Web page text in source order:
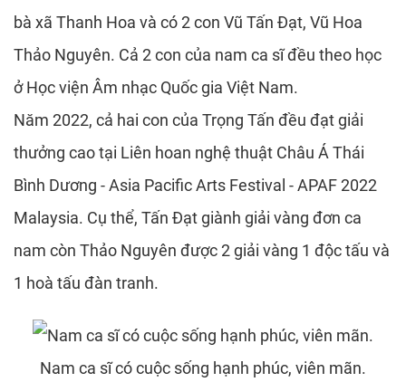
bà xã Thanh Hoa và có 2 con Vũ Tấn Đạt, Vũ Hoa
Thảo Nguyên. Cả 2 con của nam ca sĩ đều theo học
ở Học viện Âm nhạc Quốc gia Việt Nam.
Năm 2022, cả hai con của Trọng Tấn đều đạt giải
thưởng cao tại Liên hoan nghệ thuật Châu Á Thái
Bình Dương - Asia Pacific Arts Festival - APAF 2022
Malaysia. Cụ thể, Tấn Đạt giành giải vàng đơn ca
nam còn Thảo Nguyên được 2 giải vàng 1 độc tấu và
1 hoà tấu đàn tranh.
Nam ca sĩ có cuộc sống hạnh phúc, viên mãn.